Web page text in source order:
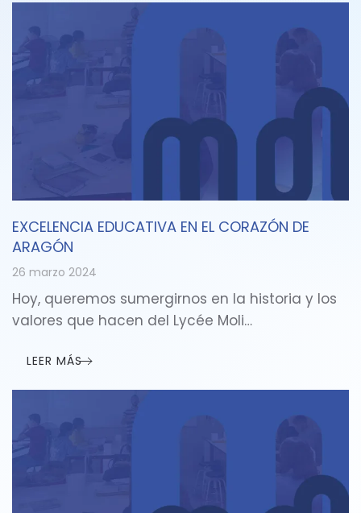
EXCELENCIA EDUCATIVA EN EL CORAZÓN DE
ARAGÓN
26 marzo 2024
Hoy, queremos sumergirnos en la historia y los
valores que hacen del Lycée Moli…
LEER MÁS